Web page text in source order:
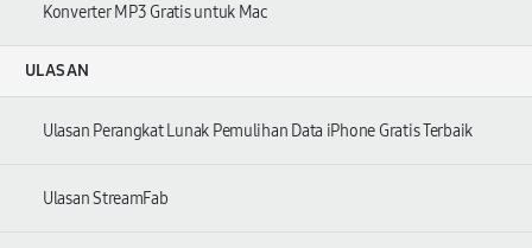
Konverter MP3 Gratis untuk Mac
ULASAN
Ulasan Perangkat Lunak Pemulihan Data iPhone Gratis Terbaik
Ulasan StreamFab